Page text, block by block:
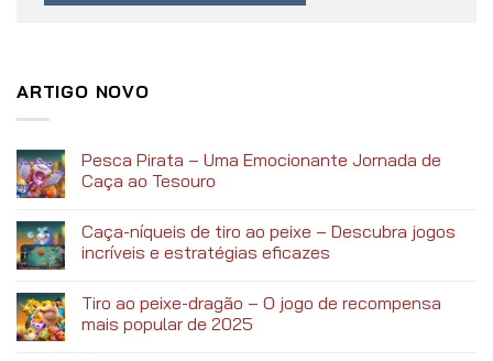
ARTIGO NOVO
Pesca Pirata – Uma Emocionante Jornada de
Caça ao Tesouro
Caça-níqueis de tiro ao peixe – Descubra jogos
incríveis e estratégias eficazes
Tiro ao peixe-dragão – O jogo de recompensa
mais popular de 2025